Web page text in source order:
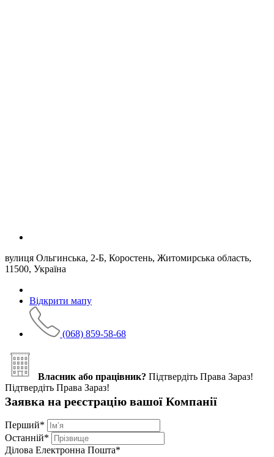
вулиця Ольгинська, 2-Б, Коростень, Житомирська область,
11500, Україна
Відкрити мапу
(068) 859-58-68
Власник або працівник? Підтвердіть Права Зараз!
Підтвердіть Права Зараз!
Заявка на реєстрацію вашої Компанії
Перший*
Останній*
Ділова Електронна Пошта*